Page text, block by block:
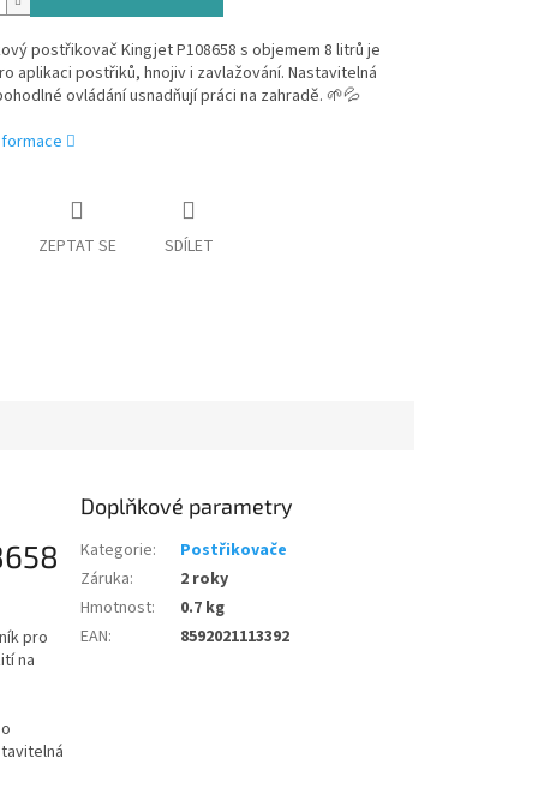
postřikovač Kingjet P108658 s objemem 8 litrů je
aplikaci postřiků, hnojiv i zavlažování. Nastavitelná
ovládání usnadňují práci na zahradě. 🌱💦
ZEPTAT SE SDÍLET
pro
na
Doplňkové parametry
Kategorie:
Postřikovače
Záruka:
2 roky
Hmotnost:
0.7 kg
EAN: 8592021113392